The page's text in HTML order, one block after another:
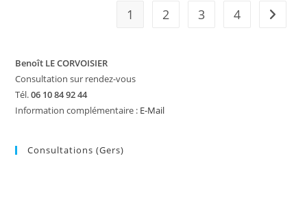
1 2 3 4 Aller à
Benoît LE CORVOISIER
Consultation sur rendez-vous
Tél.06 10 84 92 44
Information complémentaire : E-Mail
Consultations (Gers)